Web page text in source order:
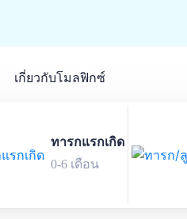
เกี่ยวกับโมลฟิกซ์
ทารกแรกเกิด
0-6 เดือน